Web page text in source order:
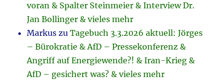
voran & Spalter Steinmeier & Interview Dr.
Jan Bollinger & vieles mehr
Markus zuTagebuch 3.3.2026 aktuell: Jörges
– Bürokratie & AfD – Pressekonferenz &
Angriff auf Energiewende?! & Iran-Krieg &
AfD – gesichert was? & vieles mehr